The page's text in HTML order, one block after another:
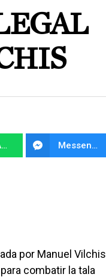
WhatsApp Messenger
por Manuel Vilchis
combatir la tala